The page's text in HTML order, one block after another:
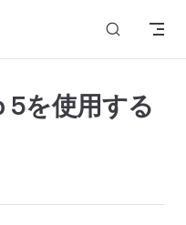
5を使用する